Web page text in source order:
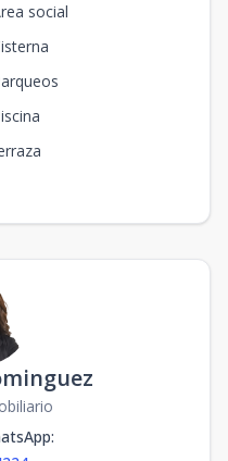
social
: